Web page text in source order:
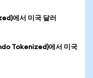
에서 미국 달러
Tokenized)에서 미국